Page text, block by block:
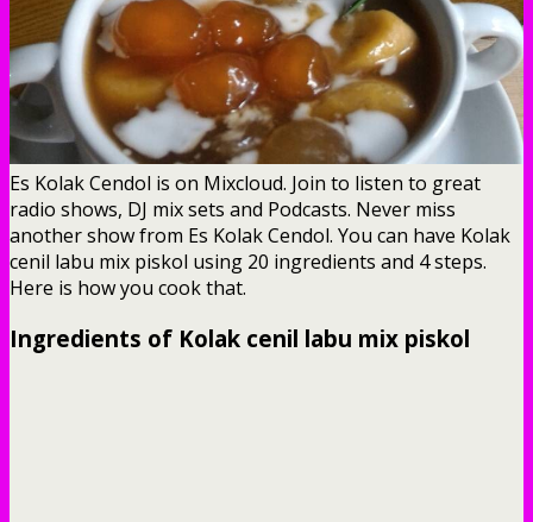
Es Kolak Cendol is on Mixcloud. Join to listen to great
radio shows, DJ mix sets and Podcasts. Never miss
another show from Es Kolak Cendol. You can have Kolak
cenil labu mix piskol using 20 ingredients and 4 steps.
Here is how you cook that.
Ingredients of Kolak cenil labu mix piskol